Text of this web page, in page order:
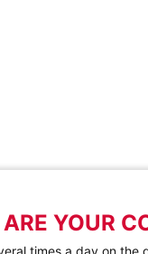
YOUR
times a day on